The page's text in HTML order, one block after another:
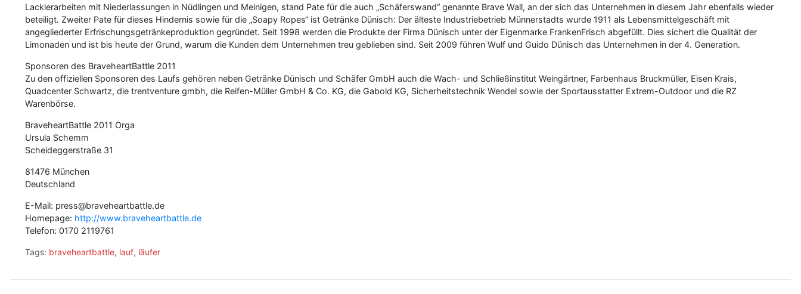
Lackierarbeiten mit Niederlassungen in Nüdlingen und Meinigen, stand Pate für die auch „Schäferswand“ genannte Brave Wall, an der sich das Unternehmen in diesem Jahr ebenfalls wieder
beteiligt. Zweiter Pate für dieses Hindernis sowie für die „Soapy Ropes“ ist Getränke Dünisch: Der älteste Industriebetrieb Münnerstadts wurde 1911 als Lebensmittelgeschäft mit
angegliederter Erfrischungsgetränkeproduktion gegründet. Seit 1998 werden die Produkte der Firma Dünisch unter der Eigenmarke FrankenFrisch abgefüllt. Dies sichert die Qualität der
Limonaden und ist bis heute der Grund, warum die Kunden dem Unternehmen treu geblieben sind. Seit 2009 führen Wulf und Guido Dünisch das Unternehmen in der 4. Generation.
Sponsoren des BraveheartBattle 2011
Zu den offiziellen Sponsoren des Laufs gehören neben Getränke Dünisch und Schäfer GmbH auch die Wach- und Schließinstitut Weingärtner, Farbenhaus Bruckmüller, Eisen Krais,
Quadcenter Schwartz, die trentventure gmbh, die Reifen-Müller GmbH & Co. KG, die Gabold KG, Sicherheitstechnik Wendel sowie der Sportausstatter Extrem-Outdoor und die RZ
Warenbörse.
BraveheartBattle 2011 Orga
Ursula Schemm
Scheideggerstraße 31
81476 München
Deutschland
E-Mail: press@braveheartbattle.de
Homepage: http://www.braveheartbattle.de
Telefon: 0170 2119761
Tags: braveheartbattle, lauf, läufer